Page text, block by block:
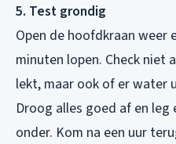
5. Test grondig
Open de hoofdkraan weer
minuten lopen. Check niet
lekt, maar ook of er water
Droog alles goed af en leg
onder. Kom na een uur